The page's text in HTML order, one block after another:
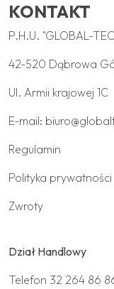
KONTAKT
P.H.U. "GLOBAL-
42-520 Dąbrowa
Ul. Armii krajowej 1C
E-mail:
Regulamin
Polityka prywatności
Zwroty
Dział Handlowy
Telefon 32 264 86